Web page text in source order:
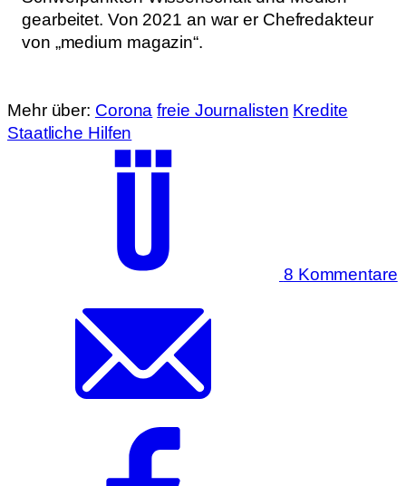
gearbeitet. Von 2021 an war er Chefredakteur
von „medium magazin“.
Mehr über: Corona freie Journalisten Kredite
Staatliche Hilfen
8 Kommentare